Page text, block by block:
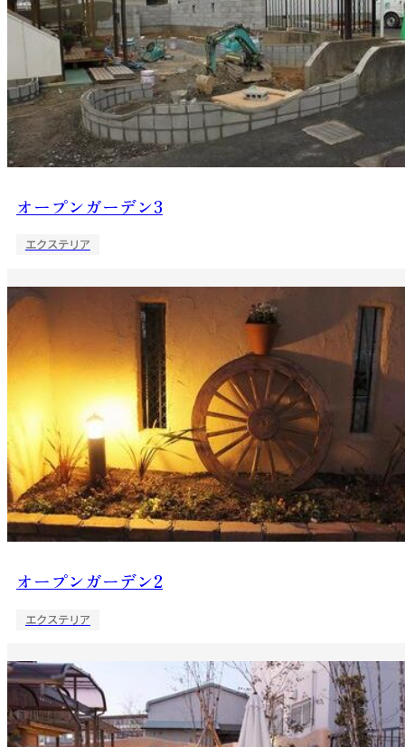
オープンガーデン3
エクステリア
オープンガーデン2
エクステリア